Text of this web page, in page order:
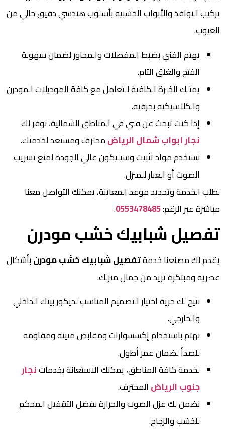
تركيب النوافذ والأبواب الخشبية بأسلوب هندسي دقيق خالي من
العيوب.
يهتم الفني بضبط المفصلات والمحاور لضمان سهولة
الفتح والغلق التام.
يمتلك الخبرة الكافية للتعامل مع كافة الموديلات المودرن
والكلاسيكية بحرفية.
إذا كنت تبحث عن فني في المناطق الشمالية، نوفر لك
نجار ابواب شمال الرياضمحترف ومستعد لخدمتك.
نستخدم مواد تثبيت وسيليكون عالي الجودة لمنع تسريب
الصوت أو الغبار للمنزل.
لطلب الخدمة وتحديد موعد المعاينة، يمكنك التواصل معنا
مباشرة عبر الرقم:0553478485
.
تفصيل شبابيك خشب مودرن
يقدم لك مصنعنا خدمةتفصيل شبابيك خشب مودرنبأشكال
عصرية ومبتكرة تزيد من جمال منزلك.
نتيح لك حرية اختيار التصميم المناسب لديكور بيتك الداخلي
والخارجي.
نهتم باستخدام إكسسوارات ومقابض متينة ومقاومة
للصدأ لضمان عمر أطول.
لخدمة كافة المناطق، يمكنك الاستعانة بخدماتنجار
جنوب الرياض المحترف.
نضمن لك عزل الصوت والحرارة بفضل التقفيل المحكم
للخشب والزجاج.